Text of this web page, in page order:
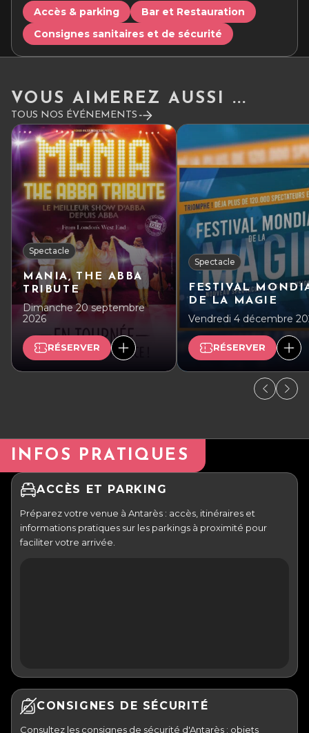
Accès & parking
Bar et Restauration
Consignes sanitaires et de sécurité
VOUS AIMEREZ AUSSI ...
TOUS NOS ÉVÉNEMENTS
Spectacle
MANIA, THE ABBA
TRIBUTE
Dimanche 20 septembre
2026
RÉSERVER
Spectacle
FESTIVAL
DE LA MAGIE
Vendredi 4 décembre
RÉSERVER
INFOS PRATIQUES
ACCÈS ET PARKING
Préparez votre venue à Antarès : accès, itinéraires et
informations pratiques sur les parkings à proximité pour
faciliter votre arrivée.
CONSIGNES DE SÉCURITÉ
Consultez les consignes de sécurité d'Antarès : objets